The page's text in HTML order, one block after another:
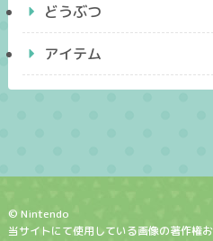
どうぶつ
アイテム
© Nintendo
当サイトにて使用している画像の著作権